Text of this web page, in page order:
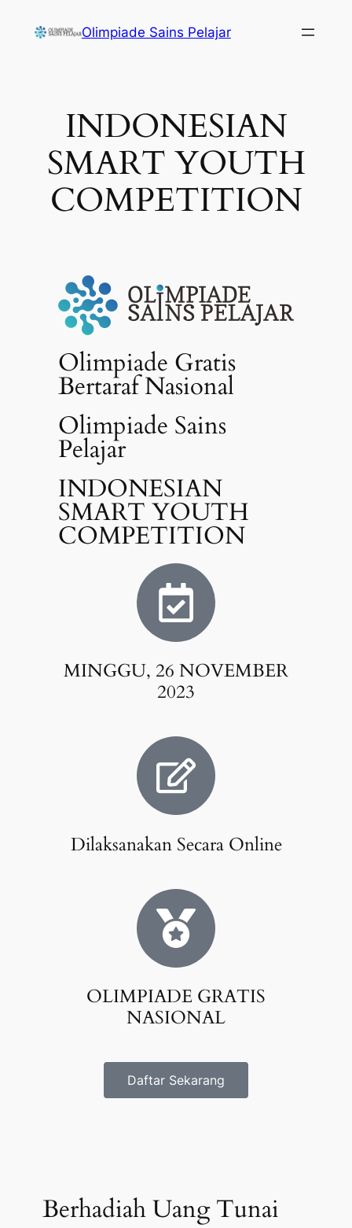
Olimpiade Sains Pelajar
INDONESIAN
SMART YOUTH
COMPETITION
Olimpiade Gratis
Bertaraf Nasional
Olimpiade Sains
Pelajar
INDONESIAN
SMART YOUTH
COMPETITION
MINGGU, 26 NOVEMBER
2023
Dilaksanakan Secara Online
OLIMPIADE GRATIS
NASIONAL
Daftar Sekarang
Berhadiah Uang Tunai